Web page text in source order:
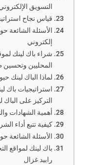
التسويق الإلكتروني؟
قياس نجاح
الأسئلة الشائعة
إلكتروني
شراء باك لينك
المحليين وتحسين
لماذا الباك لينك
استراتيجيات باك
التركيز على الباك
أهمية الشهادات
كيفية تتبع أداء
الأسئلة الشائعة
باك لينك لمواقع
رابيد غزال